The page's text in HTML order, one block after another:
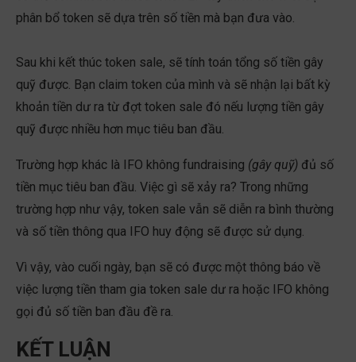
phân bổ token sẽ dựa trên số tiền mà bạn đưa vào.
Sau khi kết thúc token sale, sẽ tính toán tổng số tiền gây
quỹ được. Bạn claim token của mình và sẽ nhận lại bất kỳ
khoản tiền dư ra từ đợt token sale đó nếu lượng tiền gây
quỹ được nhiều hơn mục tiêu ban đầu.
Trường hợp khác là IFO không fundraising (gây quỹ) đủ số
tiền mục tiêu ban đầu. Việc gì sẽ xảy ra? Trong những
trường hợp như vậy, token sale vẫn sẽ diễn ra bình thường
và số tiền thông qua IFO huy động sẽ được sử dụng.
Vì vậy, vào cuối ngày, bạn sẽ có được một thông báo về
việc lượng tiền tham gia token sale dư ra hoặc IFO không
gọi đủ số tiền ban đầu đề ra.
KẾT LUẬN